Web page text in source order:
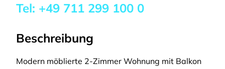
Tel: +49 711 299 100 0
Beschreibung
Modern möblierte 2-Zimmer Wohnung mit Balkon